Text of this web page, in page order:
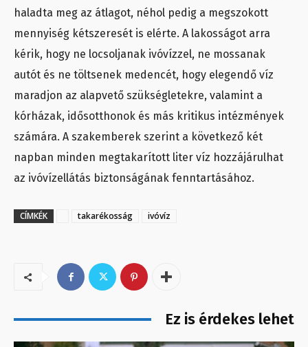
haladta meg az átlagot, néhol pedig a megszokott
mennyiség kétszeresét is elérte. A lakosságot arra
kérik, hogy ne locsoljanak ivóvízzel, ne mossanak
autót és ne töltsenek medencét, hogy elegendő víz
maradjon az alapvető szükségletekre, valamint a
kórházak, idősotthonok és más kritikus intézmények
számára. A szakemberek szerint a következő két
napban minden megtakarított liter víz hozzájárulhat
az ivóvízellátás biztonságának fenntartásához.
CÍMKÉK takarékosság ivóvíz
Ez is érdekes lehet